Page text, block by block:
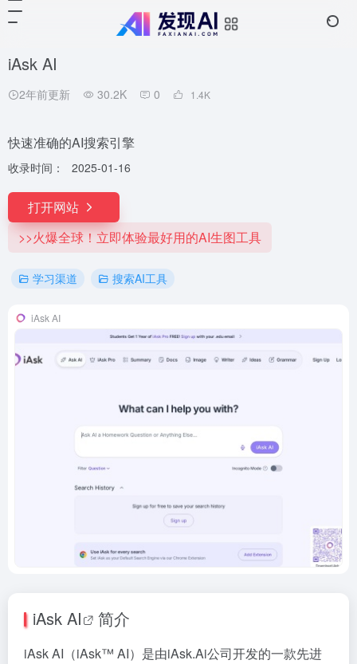
iAsk AI
2年前更新 30.2K 0 1.4K
快速准确的AI搜索引擎
收录时间： 2025-01-16
打开网站
>>火爆全球！立即体验最好用的AI生图工具
学习渠道 搜索AI工具
iAsk AI
iAsk AI 简介
iAsk AI（iAsk™ AI）是由iAsk.Ai公司开发的一款先进